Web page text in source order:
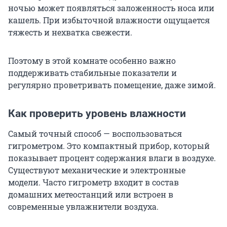
ночью может появляться заложенность носа или
кашель. При избыточной влажности ощущается
тяжесть и нехватка свежести.
Поэтому в этой комнате особенно важно
поддерживать стабильные показатели и
регулярно проветривать помещение, даже зимой.
Как проверить уровень влажности
Самый точный способ — воспользоваться
гигрометром. Это компактный прибор, который
показывает процент содержания влаги в воздухе.
Существуют механические и электронные
модели. Часто гигрометр входит в состав
домашних метеостанций или встроен в
современные увлажнители воздуха.